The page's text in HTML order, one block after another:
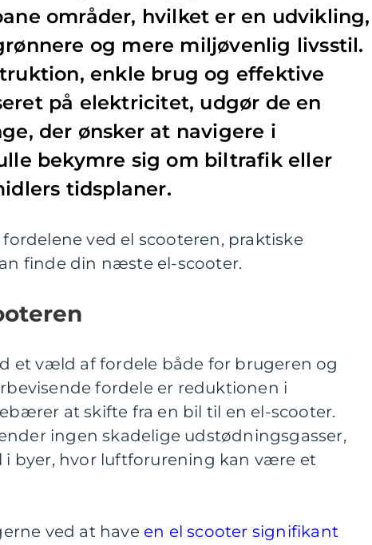
områder, hvilket er en udvikling,
og mere miljøvenlig livsstil.
enkle brug og effektive
på elektricitet, udgør de en
der ønsker at navigere i
bekymre sig om biltrafik eller
tidsplaner.
ved el scooteren, praktiske
finde din næste el-scooter.
et væld af fordele både for brugeren og
fordele er reduktionen i
at skifte fra en bil til en el-scooter.
ingen skadelige udstødningsgasser,
i byer, hvor luftforurening kan være et
ved at have en el scooter signifikant